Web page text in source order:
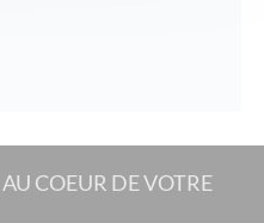
COEUR DE VOTRE